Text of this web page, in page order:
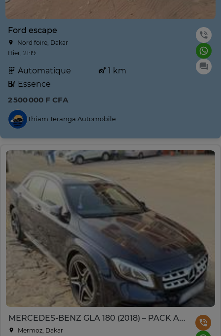
Ford escape
Nord foire, Dakar
Hier, 21:19
Automatique
1 km
Essence
2 500 000 F CFA
Thiam Teranga Automobile
MERCEDES-BENZ GLA 180 (2018) – PACK AMG
Mermoz, Dakar